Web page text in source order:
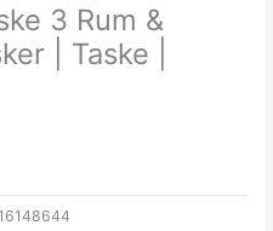
3 Rum &
| Taske |